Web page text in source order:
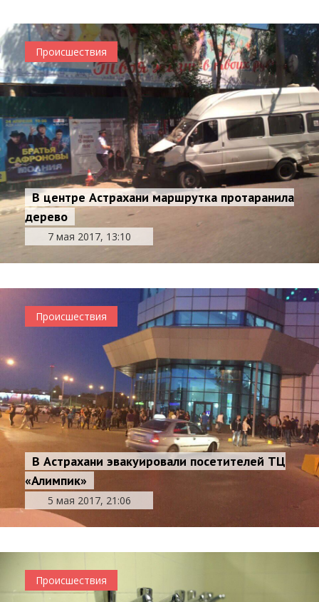
Происшествия
В центре Астрахани маршрутка протаранила
дерево
7 мая 2017, 13:10
Происшествия
В Астрахани эвакуировали посетителей ТЦ
«Алимпик»
5 мая 2017, 21:06
Происшествия